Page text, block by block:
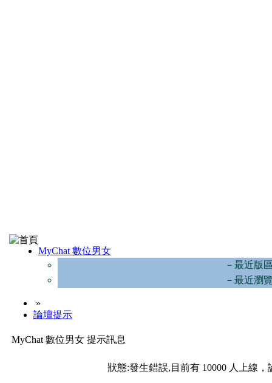
MyChat 數位男女
－最近版
－最近瀏
»
論壇提示
MyChat 數位男女 提示訊息
狀態:發生錯誤,目前有 10000 人上線